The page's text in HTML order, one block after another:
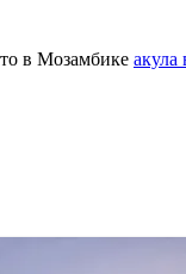
в Мозамбике акула